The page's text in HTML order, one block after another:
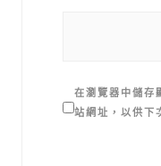
在瀏覽器 中儲存
站網址，以供下